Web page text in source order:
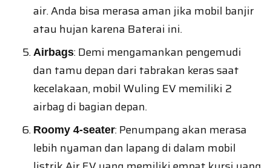
air. Anda bisa merasa aman jika mobil banjir
atau hujan karena Baterai ini.
Airbags: Demi mengamankan pengemudi
dan tamu depan dari tabrakan keras saat
kecelakaan, mobil Wuling EV memiliki 2
airbag di bagian depan.
Roomy 4-seater: Penumpang akan merasa
lebih nyaman dan lapang di dalam mobil